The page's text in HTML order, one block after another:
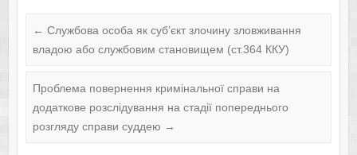
← Службова особа як суб’єкт злочину зловживання
владою або службовим становищем (ст.364 ККУ)
Проблема повернення кримінальної справи на
додаткове розслідування на стадії попереднього
розгляду справи суддею →